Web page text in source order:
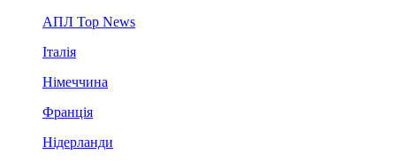
АПЛ Top News
Італія
Німеччина
Франція
Нідерланди